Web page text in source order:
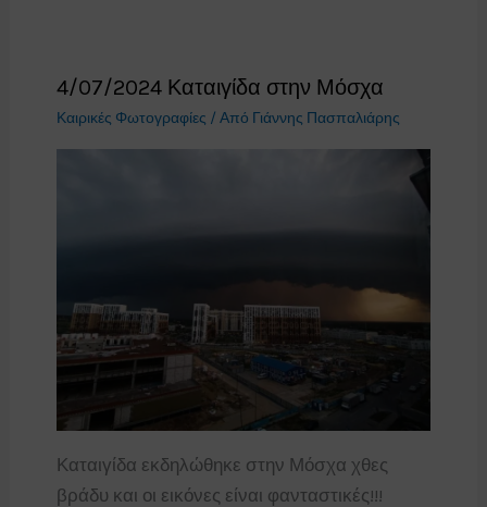
4/07/2024 Καταιγίδα στην Μόσχα
Καιρικές Φωτογραφίες / Από Γιάννης Πασπαλιάρης
Καταιγίδα εκδηλώθηκε στην Μόσχα χθες
βράδυ και οι εικόνες είναι φανταστικές!!!